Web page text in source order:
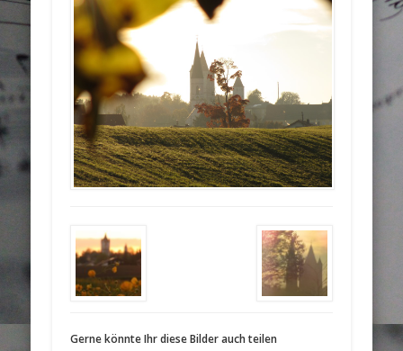
Gerne könnte Ihr diese Bilder auch teilen